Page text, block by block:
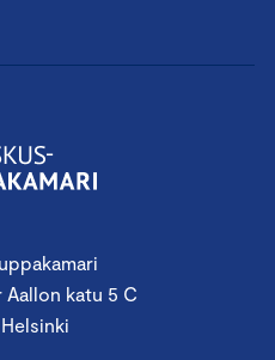
Aallon katu 5 C